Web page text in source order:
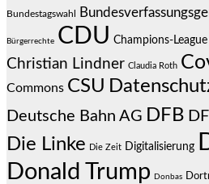
Bundestagswahl
Bürgerrechte CDU Champions-League
Christian Lindner Claudia Roth
Commons CSU
Deutsche Bahn AG DFB
Die Linke Die Zeit Digitalisierung
Donald Trump Donbas